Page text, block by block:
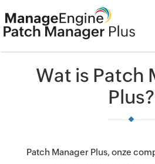
Wat is Patch
Plus?
Patch Manager Plus, onze